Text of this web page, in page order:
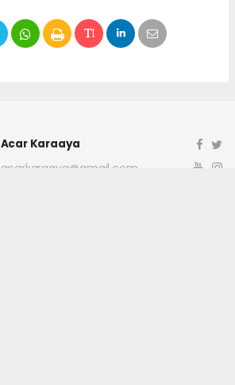
Acar Karaaya
acarkaraaya@gmail.com